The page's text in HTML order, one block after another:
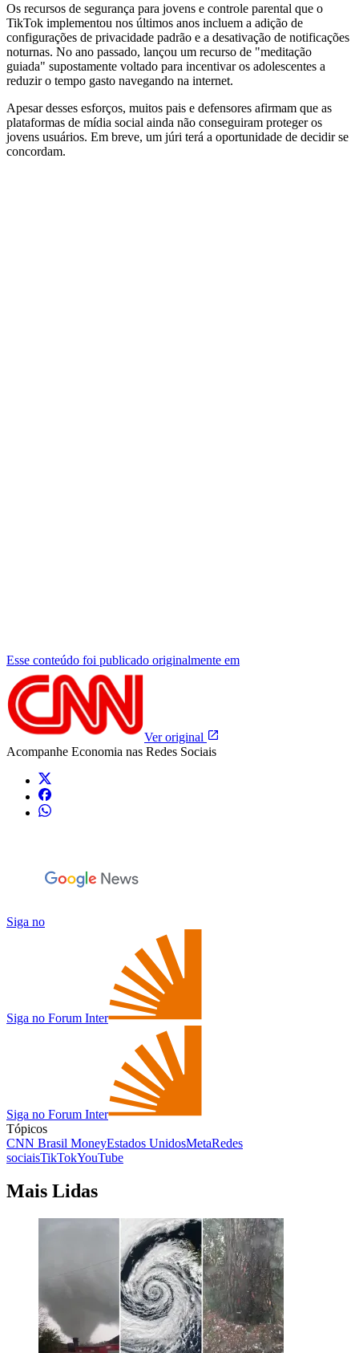
Os recursos de segurança para jovens e controle parental que o
TikTok implementou nos últimos anos incluem a adição de
configurações de privacidade padrão e a desativação de notificações
noturnas. No ano passado, lançou um recurso de "meditação
guiada" supostamente voltado para incentivar os adolescentes a
reduzir o tempo gasto navegando na internet.
Apesar desses esforços, muitos pais e defensores afirmam que as
plataformas de mídia social ainda não conseguiram proteger os
jovens usuários. Em breve, um júri terá a oportunidade de decidir se
concordam.
Esse conteúdo foi publicado originalmente em
Ver original
Acompanhe Economia nas Redes Sociais
Siga no
Siga no Forum Inter
Siga no Forum Inter
Tópicos
CNN Brasil MoneyEstados UnidosMetaRedes
sociaisTikTokYouTube
Mais Lidas